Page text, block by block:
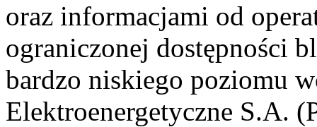
oraz informacjami od
ograniczonej dostępności
bardzo niskiego poziomu
Elektroenergetyczne S.A.